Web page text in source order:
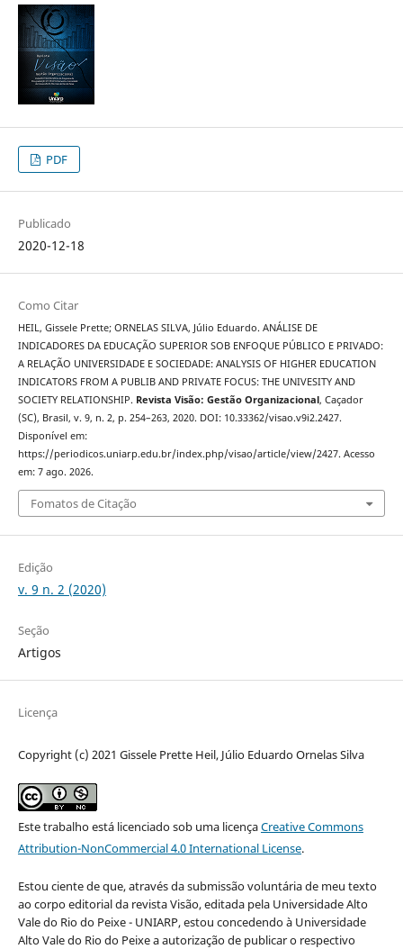
PDF
Publicado
2020-12-18
Como Citar
HEIL, Gissele Prette; ORNELAS SILVA, Júlio Eduardo. ANÁLISE DE
INDICADORES DA EDUCAÇÃO SUPERIOR SOB ENFOQUE PÚBLICO E PRIVADO:
A RELAÇÃO UNIVERSIDADE E SOCIEDADE: ANALYSIS OF HIGHER EDUCATION
INDICATORS FROM A PUBLIB AND PRIVATE FOCUS: THE UNIVESITY AND
SOCIETY RELATIONSHIP. Revista Visão: Gestão Organizacional, Caçador
(SC), Brasil, v. 9, n. 2, p. 254–263, 2020. DOI: 10.33362/visao.v9i2.2427.
Disponível em:
https://periodicos.uniarp.edu.br/index.php/visao/article/view/2427. Acesso
em: 7 ago. 2026.
Fomatos de Citação
Edição
v. 9 n. 2 (2020)
Seção
Artigos
Licença
Copyright (c) 2021 Gissele Prette Heil, Júlio Eduardo Ornelas Silva
Este trabalho está licenciado sob uma licençaCreative Commons
Attribution-NonCommercial 4.0 International License.
Estou ciente de que, através da submissão voluntária de meu texto
ao corpo editorial da revista Visão, editada pela Universidade Alto
Vale do Rio do Peixe - UNIARP, estou concedendo à Universidade
Alto Vale do Rio do Peixe a autorização de publicar o respectivo